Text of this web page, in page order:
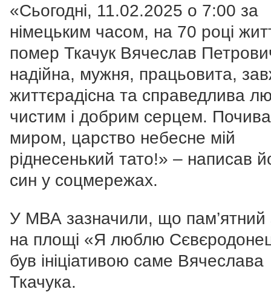
«Сьогодні, 11.02.2025 о 7:00 за
німецьким часом, на 70 році
помер Ткачук Вячеслав
надійна, мужня, працьовита,
життєрадісна та справедлива
чистим і добрим серцем.
миром, царство небесне мій
ріднесенький тато!» – написав
син у соцмережах.
У МВА зазначили, що пам’ятний
на площі «Я люблю
був ініціативою саме Вячеслава
Ткачука.